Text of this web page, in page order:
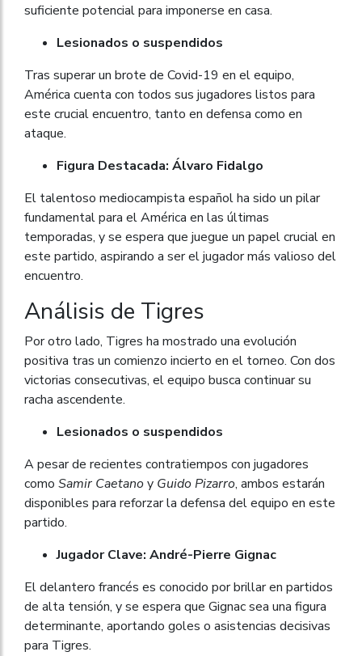
suficiente potencial para imponerse en casa.
Lesionados o suspendidos
Tras superar un brote de Covid-19 en el equipo,
América cuenta con todos sus jugadores listos para
este crucial encuentro, tanto en defensa como en
ataque.
Figura Destacada: Álvaro Fidalgo
El talentoso mediocampista español ha sido un pilar
fundamental para el América en las últimas
temporadas, y se espera que juegue un papel crucial en
este partido, aspirando a ser el jugador más valioso del
encuentro.
Análisis de Tigres
Por otro lado, Tigres ha mostrado una evolución
positiva tras un comienzo incierto en el torneo. Con dos
victorias consecutivas, el equipo busca continuar su
racha ascendente.
Lesionados o suspendidos
A pesar de recientes contratiempos con jugadores
como Samir Caetanoy Guido Pizarro, ambos estarán
disponibles para reforzar la defensa del equipo en este
partido.
Jugador Clave: André-Pierre Gignac
El delantero francés es conocido por brillar en partidos
de alta tensión, y se espera que Gignac sea una figura
determinante, aportando goles o asistencias decisivas
para Tigres.